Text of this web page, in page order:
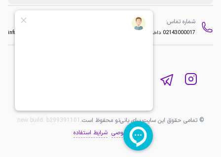
شماره تماس:
02143000017 داخلی 2 info@baninopc.com
© تمامی حقوق این سایت برای بانی‌نو محفوظ است. new build: b299391101
حریم خصوصی شرایط استفاده